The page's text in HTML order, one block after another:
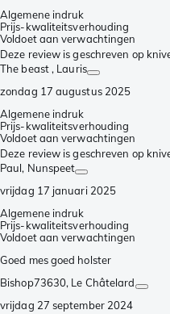
Algemene indruk
Prijs-kwaliteitsverhouding
Voldoet aan verwachtingen
Deze review is geschreven op
The beast , Lauris
zondag 17 augustus 2025
Algemene indruk
Prijs-kwaliteitsverhouding
Voldoet aan verwachtingen
Deze review is geschreven op
Paul, Nunspeet
vrijdag 17 januari 2025
Algemene indruk
Prijs-kwaliteitsverhouding
Voldoet aan verwachtingen
Goed mes goed holster
Bishop73630, Le Châtelard
vrijdag 27 september 2024